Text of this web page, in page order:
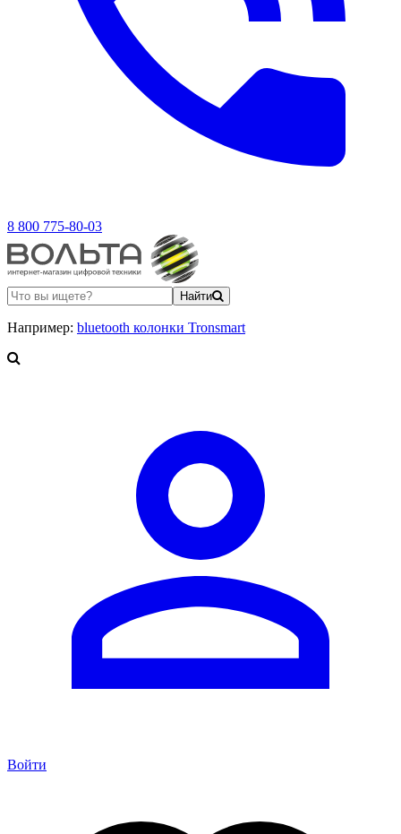
8 800 775-80-03
Найти
Например: bluetooth колонки Tronsmart
Войти